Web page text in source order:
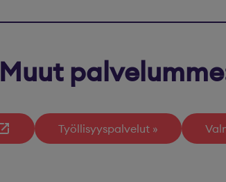
Muut
Työllisyyspalvelut